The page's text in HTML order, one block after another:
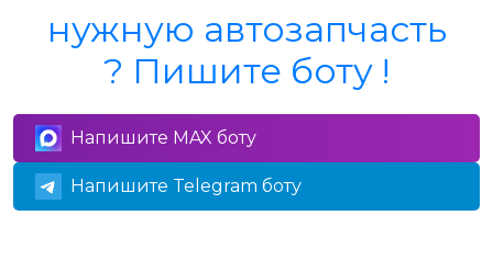
нужную автозапчасть
? Пишите боту !
Напишите MAX боту
Напишите Telegram боту